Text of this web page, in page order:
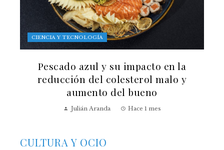
CIENCIA Y TECNOLOGÍA
Pescado azul y su impacto en la
reducción del colesterol malo y
aumento del bueno
Julián Aranda Hace 1 mes
CULTURA Y OCIO